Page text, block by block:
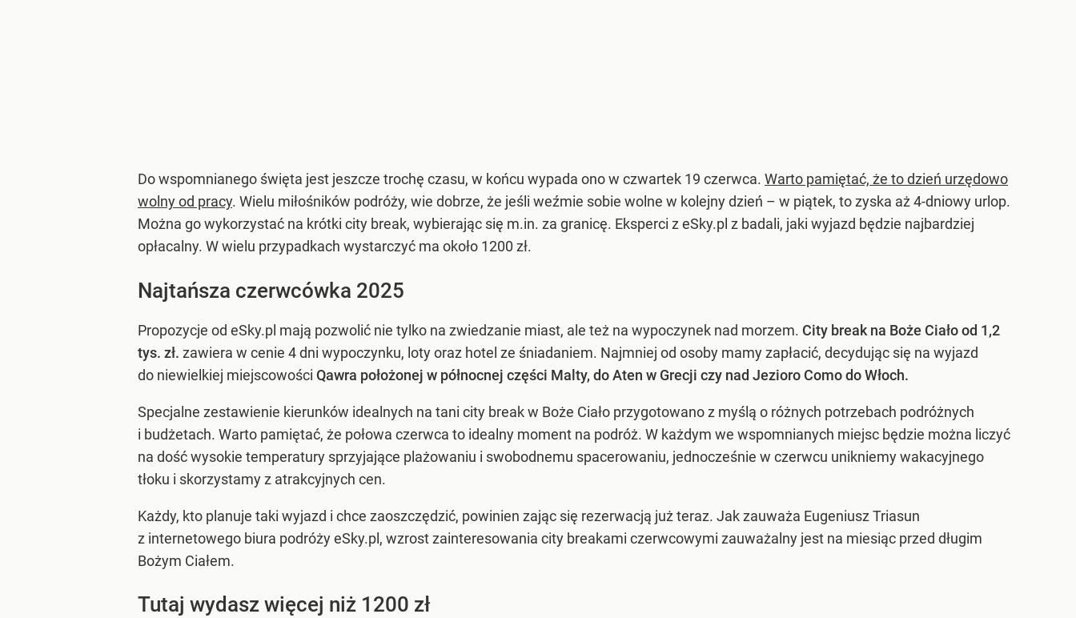
Do wspomnianego święta jest jeszcze trochę czasu, w końcu wypada ono w czwartek 19 czerwca. Warto pamiętać, że to dzień urzędowo
wolny od pracy. Wielu miłośników podróży, wie dobrze, że jeśli weźmie sobie wolne w kolejny dzień – w piątek, to zyska aż 4-dniowy urlop.
Można go wykorzystać na krótki city break, wybierając się m.in. za granicę. Eksperci z eSky.pl z badali, jaki wyjazd będzie najbardziej
opłacalny. W wielu przypadkach wystarczyć ma około 1200 zł.
Najtańsza czerwcówka 2025
Propozycje od eSky.pl mają pozwolić nie tylko na zwiedzanie miast, ale też na wypoczynek nad morzem. City break na Boże Ciało od 1,2
tys. zł. zawiera w cenie 4 dni wypoczynku, loty oraz hotel ze śniadaniem. Najmniej od osoby mamy zapłacić, decydując się na wyjazd
do niewielkiej miejscowości Qawra położonej w północnej części Malty, do Aten w Grecji czy nad Jezioro Como do Włoch.
Specjalne zestawienie kierunków idealnych na tani city break w Boże Ciało przygotowano z myślą o różnych potrzebach podróżnych
i budżetach. Warto pamiętać, że połowa czerwca to idealny moment na podróż. W każdym we wspomnianych miejsc będzie można liczyć
na dość wysokie temperatury sprzyjające plażowaniu i swobodnemu spacerowaniu, jednocześnie w czerwcu unikniemy wakacyjnego
tłoku i skorzystamy z atrakcyjnych cen.
Każdy, kto planuje taki wyjazd i chce zaoszczędzić, powinien zając się rezerwacją już teraz. Jak zauważa Eugeniusz Triasun
z internetowego biura podróży eSky.pl, wzrost zainteresowania city breakami czerwcowymi zauważalny jest na miesiąc przed długim
Bożym Ciałem.
Tutaj wydasz więcej niż 1200 zł